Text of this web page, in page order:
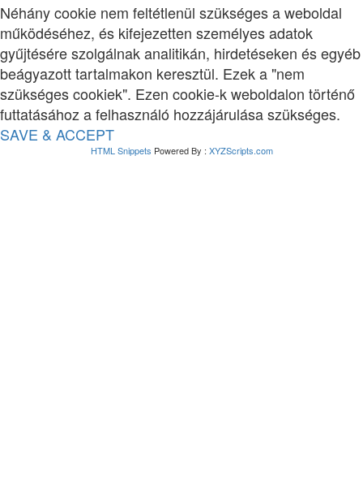
Néhány cookie nem feltétlenül szükséges a weboldal
működéséhez, és kifejezetten személyes adatok
gyűjtésére szolgálnak analitikán, hirdetéseken és egyéb
beágyazott tartalmakon keresztül. Ezek a "nem
szükséges cookiek". Ezen cookie-k weboldalon történő
futtatásához a felhasználó hozzájárulása szükséges.
SAVE & ACCEPT
HTML Snippets Powered By : XYZScripts.com